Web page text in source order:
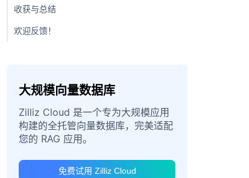
收获与总结
欢迎反馈！
大规模向量数据库
Zilliz Cloud 是一个专为大规模应用
构建的全托管向量数据库，完美适配
您的 RAG 应用。
免费试用 Zilliz Cloud